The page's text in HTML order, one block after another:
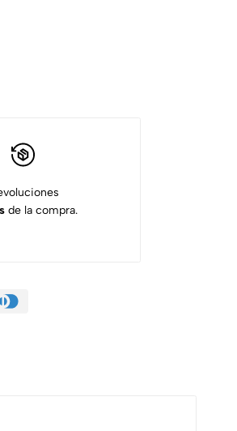
de la compra.